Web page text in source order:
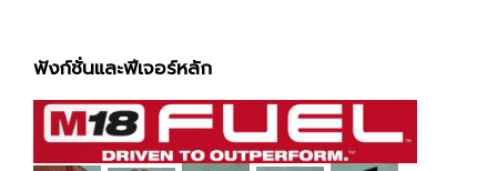
ฟังก์ชั่นและฟีเจอร์หลัก